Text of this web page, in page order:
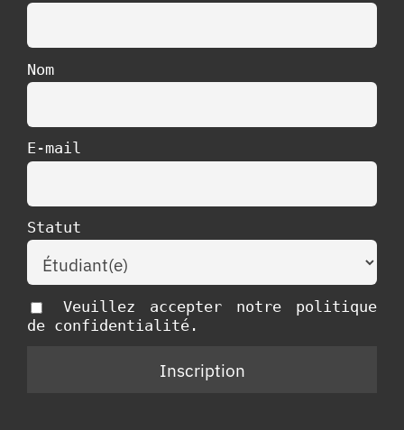
Nom
E-mail
Statut
Veuillez accepter notre politique
de confidentialité.